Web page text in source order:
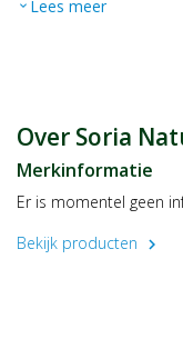
expand_more Lees meer
Over Soria
Merkinformatie
Er is momentel geen
Bekijk producten
chevron_right